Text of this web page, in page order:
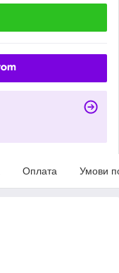
Оплата Умови